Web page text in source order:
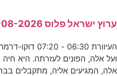
ערוץ ישראל פלוס 09-08-2026
העיוורת
ועל אלה, הפונים לעזרתה. היא
אלה, המגיעים אליה, מתקבלים